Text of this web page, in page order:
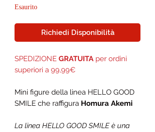
Esaurito
Richiedi Disponibilità
SPEDIZIONE GRATUITA per ordini
superiori a 99,99€
Mini figure della linea HELLO GOOD
SMILE che raffigura Homura Akemi
La linea HELLO GOOD SMILE è una